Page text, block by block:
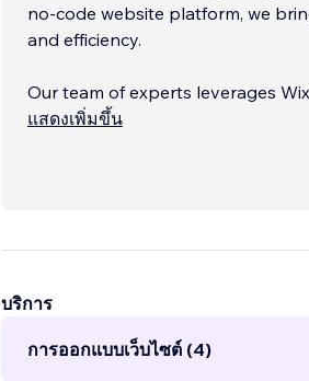
no-code website platform, we
and efficiency.
Our team of experts leverages
visually appealing, and feature-
แสดงเพิ่มขึ้น
บริการ
การออกแบบเว็บไซต์ (4)